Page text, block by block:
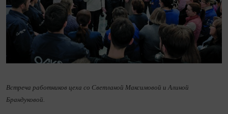
Встреча работников цеха со Светланой Максимовой и Алиной
Брандуковой.